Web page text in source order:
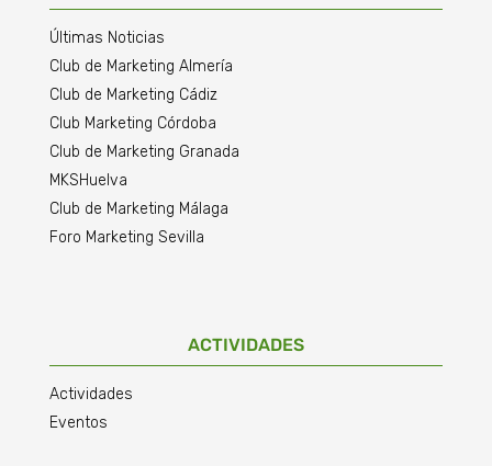
Últimas Noticias
Club de Marketing Almería
Club de Marketing Cádiz
Club Marketing Córdoba
Club de Marketing Granada
MKSHuelva
Club de Marketing Málaga
Foro Marketing Sevilla
ACTIVIDADES
Actividades
Eventos